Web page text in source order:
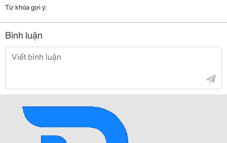
Từ khóa gợi ý:
Bình luận